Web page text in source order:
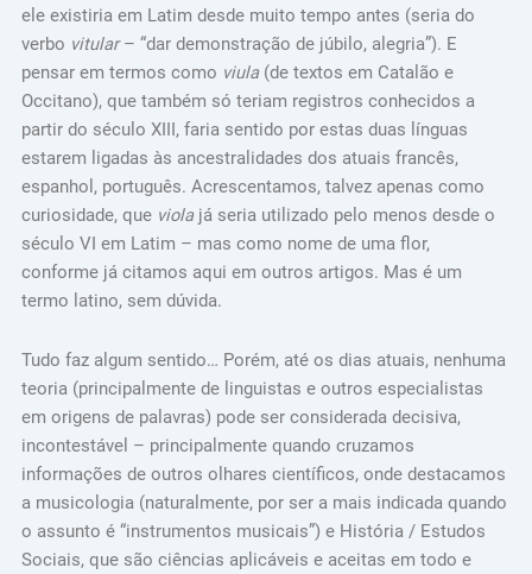
ele existiria em Latim desde muito tempo antes (seria do
verbo vitular– “dar demonstração de júbilo, alegria”). E
pensar em termos como viula(de textos em Catalão e
Occitano), que também só teriam registros conhecidos a
partir do século XIII, faria sentido por estas duas línguas
estarem ligadas às ancestralidades dos atuais francês,
espanhol, português. Acrescentamos, talvez apenas como
curiosidade, que violajá seria utilizado pelo menos desde o
século VI em Latim – mas como nome de uma flor,
conforme já citamos aqui em outros artigos. Mas é um
termo latino, sem dúvida.
Tudo faz algum sentido… Porém, até os dias atuais, nenhuma
teoria (principalmente de linguistas e outros especialistas
em origens de palavras) pode ser considerada decisiva,
incontestável – principalmente quando cruzamos
informações de outros olhares científicos, onde destacamos
a musicologia (naturalmente, por ser a mais indicada quando
o assunto é “instrumentos musicais”) e História / Estudos
Sociais, que são ciências aplicáveis e aceitas em todo e